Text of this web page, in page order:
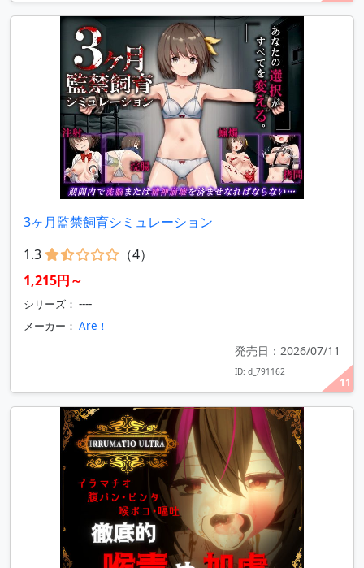
11
3ヶ月監禁飼育シミュレーション
1.3
（4）
1,215円～
シリーズ： ----
メーカー： Are！
発売日：2026/07/11
ID: d_791162